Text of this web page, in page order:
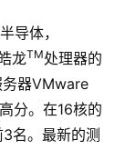
导体，
龙TM处理器的
器VMware
分。在16核的
名。最新的测